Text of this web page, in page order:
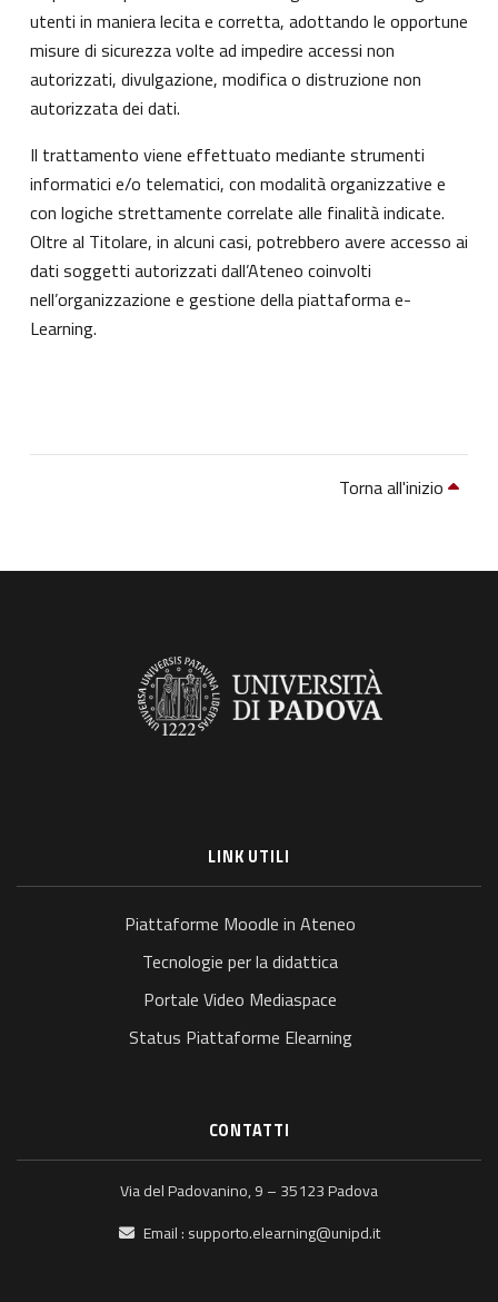
utenti in maniera lecita e corretta, adottando le opportune
misure di sicurezza volte ad impedire accessi non
autorizzati, divulgazione, modifica o distruzione non
autorizzata dei dati.
Il trattamento viene effettuato mediante strumenti
informatici e/o telematici, con modalità organizzative e
con logiche strettamente correlate alle finalità indicate.
Oltre al Titolare, in alcuni casi, potrebbero avere accesso ai
dati soggetti autorizzati dall’Ateneo coinvolti
nell’organizzazione e gestione della piattaforma e-
Learning.
Torna all'inizio
LINK UTILI
Piattaforme Moodle in Ateneo
Tecnologie per la didattica
Portale Video Mediaspace
Status Piattaforme Elearning
CONTATTI
Via del Padovanino, 9 – 35123 Padova
Email : supporto.elearning@unipd.it